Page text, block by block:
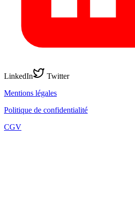
LinkedIn
Twitter
Mentions légales
Politique de confidentialité
CGV